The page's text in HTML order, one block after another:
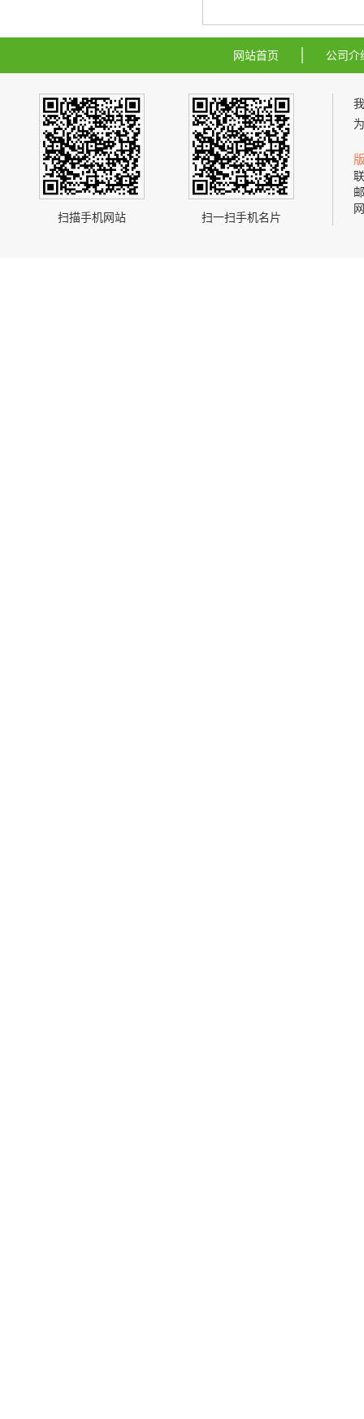
网站首页 公司介
扫描手机网站 扫一扫手机名片